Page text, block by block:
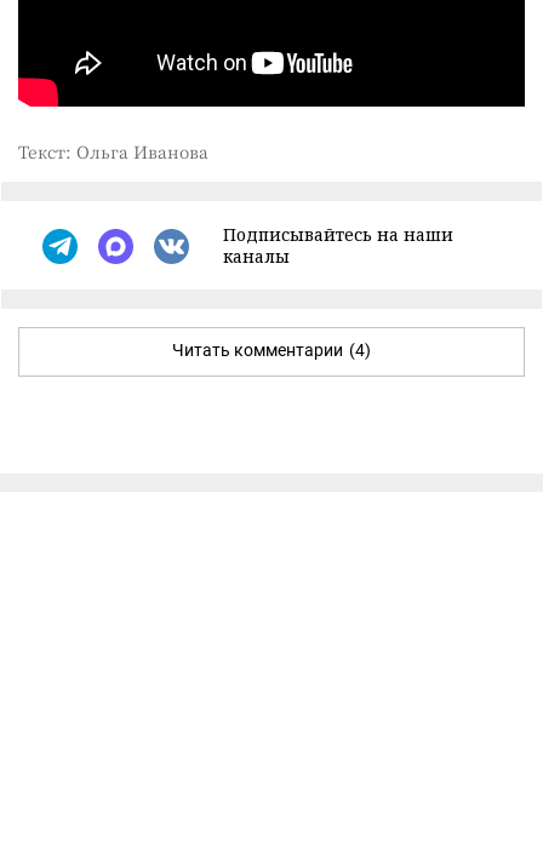
Текст: Ольга Иванова
Подписывайтесь на наши
каналы
Читать комментарии (4)